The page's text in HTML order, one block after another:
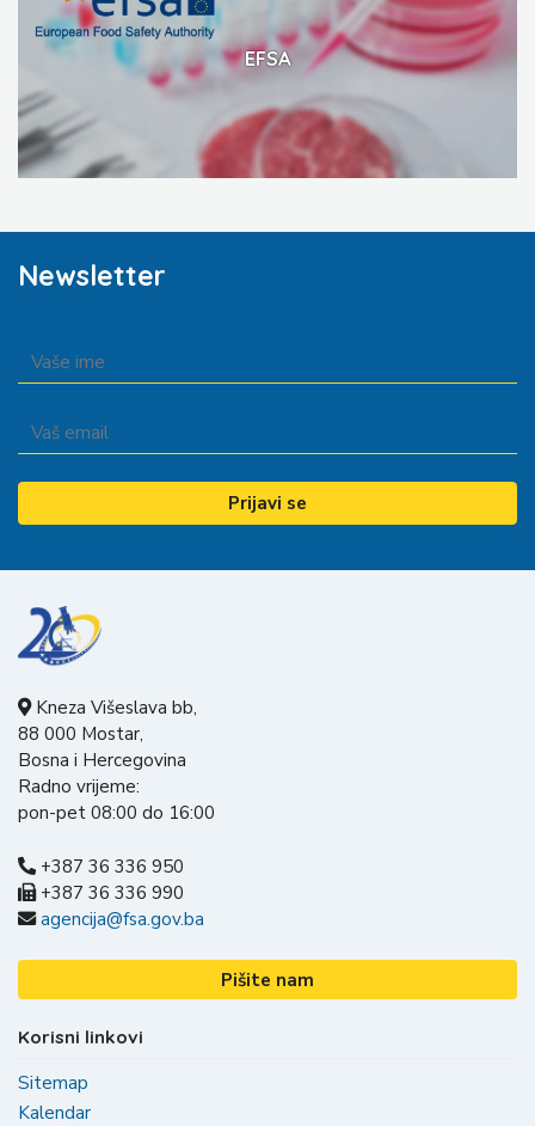
EFSA
Newsletter
Kneza Višeslava bb,
88 000 Mostar,
Bosna i Hercegovina
Radno vrijeme:
pon-pet 08:00 do 16:00
+387 36 336 950
+387 36 336 990
agencija@fsa.gov.ba
Pišite nam
Korisni linkovi
Sitemap
Kalendar